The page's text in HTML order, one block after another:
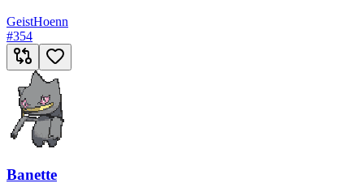
GeistHoenn
#354
Banette